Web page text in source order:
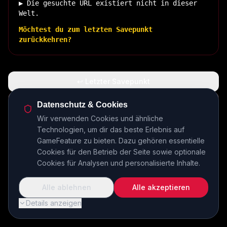
▶ Die gesuchte URL existiert nicht in dieser
Welt.
Möchtest du zum letzten Savepunkt
zurückkehren?
🏠 Zurück zur Basis
INSERT COIN TO CONTINUE...
Datenschutz & Cookies
Wir verwenden Cookies und ähnliche
Technologien, um dir das beste Erlebnis auf
GameFeature zu bieten. Dazu gehören essentielle
Cookies für den Betrieb der Seite sowie optionale
Cookies für Analysen und personalisierte Inhalte.
Details anzeigen
Alle ablehnen Alle akzeptieren